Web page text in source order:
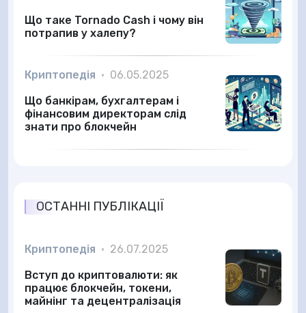
Що таке Tornado Cash і чому він
потрапив у халепу?
Криптопедія • 06.05.2025
Що банкірам, бухгалтерам і
фінансовим директорам слід
знати про блокчейн
ОСТАННІ ПУБЛІКАЦІЇ
Криптопедія • 26.07.2025
Вступ до криптовалюти: як
працює блокчейн, токени,
майнінг та децентралізація